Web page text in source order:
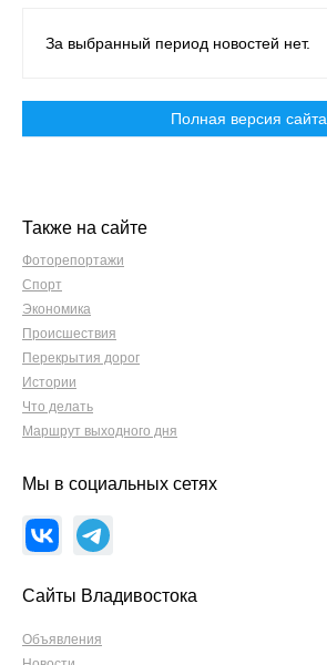
За выбранный период новостей нет.
Полная версия сайта
Также на сайте
Фоторепортажи
Спорт
Экономика
Происшествия
Перекрытия дорог
Истории
Что делать
Маршрут выходного дня
Мы в социальных сетях
Сайты Владивостока
Объявления